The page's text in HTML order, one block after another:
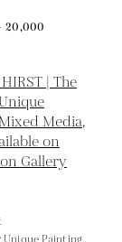
20,000